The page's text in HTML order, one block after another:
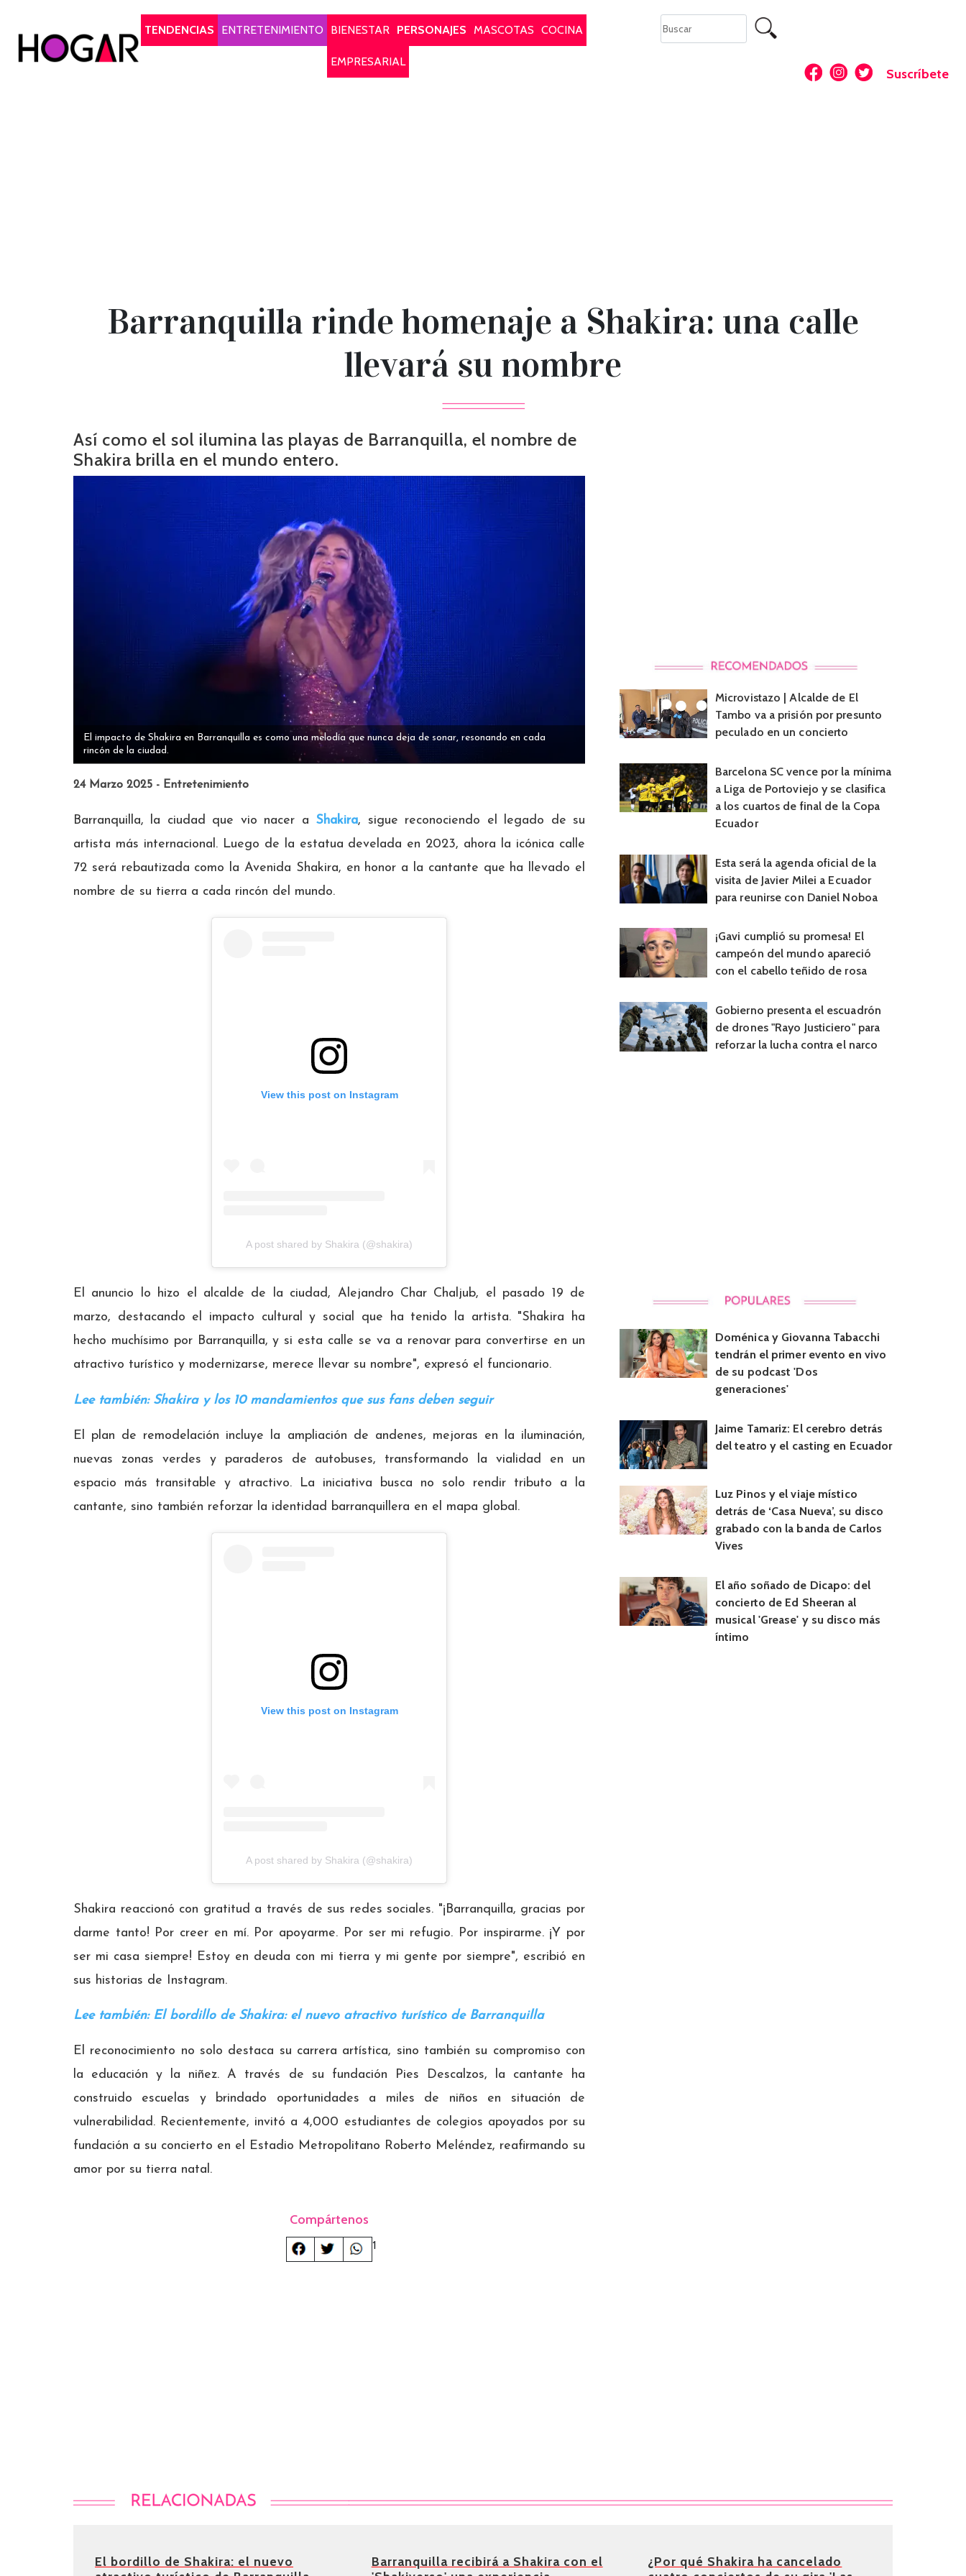
TENDENCIAS
ENTRETENIMIENTO BIENESTAR PERSONAJES MASCOTAS COCINA
EMPRESARIAL
Suscríbete
Barranquilla rinde homenaje a Shakira: una calle
llevará su nombre
Así como el sol ilumina las playas de Barranquilla, el nombre de
Shakira brilla en el mundo entero.
El impacto de Shakira en Barranquilla es como una melodía que nunca deja de sonar, resonando en cada
rincón de la ciudad.
24 Marzo 2025 - Entretenimiento
Barranquilla, la ciudad que vio nacer a Shakira, sigue reconociendo el legado de su
artista más internacional. Luego de la estatua develada en 2023, ahora la icónica calle
72 será rebautizada como la Avenida Shakira, en honor a la cantante que ha llevado el
nombre de su tierra a cada rincón del mundo.
View this post on Instagram
A post shared by Shakira (@shakira)
El anuncio lo hizo el alcalde de la ciudad, Alejandro Char Chaljub, el pasado 19 de
marzo, destacando el impacto cultural y social que ha tenido la artista. "Shakira ha
hecho muchísimo por Barranquilla, y si esta calle se va a renovar para convertirse en un
atractivo turístico y modernizarse, merece llevar su nombre", expresó el funcionario.
Lee también: Shakira y los 10 mandamientos que sus fans deben seguir
El plan de remodelación incluye la ampliación de andenes, mejoras en la iluminación,
nuevas zonas verdes y paraderos de autobuses, transformando la vialidad en un
espacio más transitable y atractivo. La iniciativa busca no solo rendir tributo a la
cantante, sino también reforzar la identidad barranquillera en el mapa global.
View this post on Instagram
A post shared by Shakira (@shakira)
Shakira reaccionó con gratitud a través de sus redes sociales. "¡Barranquilla, gracias por
darme tanto! Por creer en mí. Por apoyarme. Por ser mi refugio. Por inspirarme. ¡Y por
ser mi casa siempre! Estoy en deuda con mi tierra y mi gente por siempre", escribió en
sus historias de Instagram.
Lee también: El bordillo de Shakira: el nuevo atractivo turístico de Barranquilla
El reconocimiento no solo destaca su carrera artística, sino también su compromiso con
la educación y la niñez. A través de su fundación Pies Descalzos, la cantante ha
construido escuelas y brindado oportunidades a miles de niños en situación de
vulnerabilidad. Recientemente, invitó a 4,000 estudiantes de colegios apoyados por su
fundación a su concierto en el Estadio Metropolitano Roberto Meléndez, reafirmando su
amor por su tierra natal.
Compártenos
1
Microvistazo | Alcalde de El
Tambo va a prisión por presunto
peculado en un concierto
Barcelona SC vence por la mínima
a Liga de Portoviejo y se clasifica
a los cuartos de final de la Copa
Ecuador
Esta será la agenda oficial de la
visita de Javier Milei a Ecuador
para reunirse con Daniel Noboa
¡Gavi cumplió su promesa! El
campeón del mundo apareció
con el cabello teñido de rosa
Gobierno presenta el escuadrón
de drones "Rayo Justiciero" para
reforzar la lucha contra el narco
Doménica y Giovanna Tabacchi
tendrán el primer evento en vivo
de su podcast 'Dos
generaciones'
Jaime Tamariz: El cerebro detrás
del teatro y el casting en Ecuador
Luz Pinos y el viaje místico
detrás de ‘Casa Nueva’, su disco
grabado con la banda de Carlos
Vives
El año soñado de Dicapo: del
concierto de Ed Sheeran al
musical 'Grease' y su disco más
íntimo
El bordillo de Shakira: el nuevo
Barranquilla recibirá a Shakira con el
¿Por qué Shakira ha cancelado